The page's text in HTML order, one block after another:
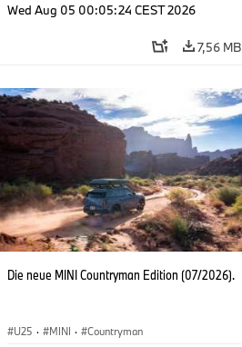
Wed Aug 05 00:05:24 CEST 2026
7,56 MB
Die neue MINI Countryman Edition (07/2026).
U25 · MINI · Countryman